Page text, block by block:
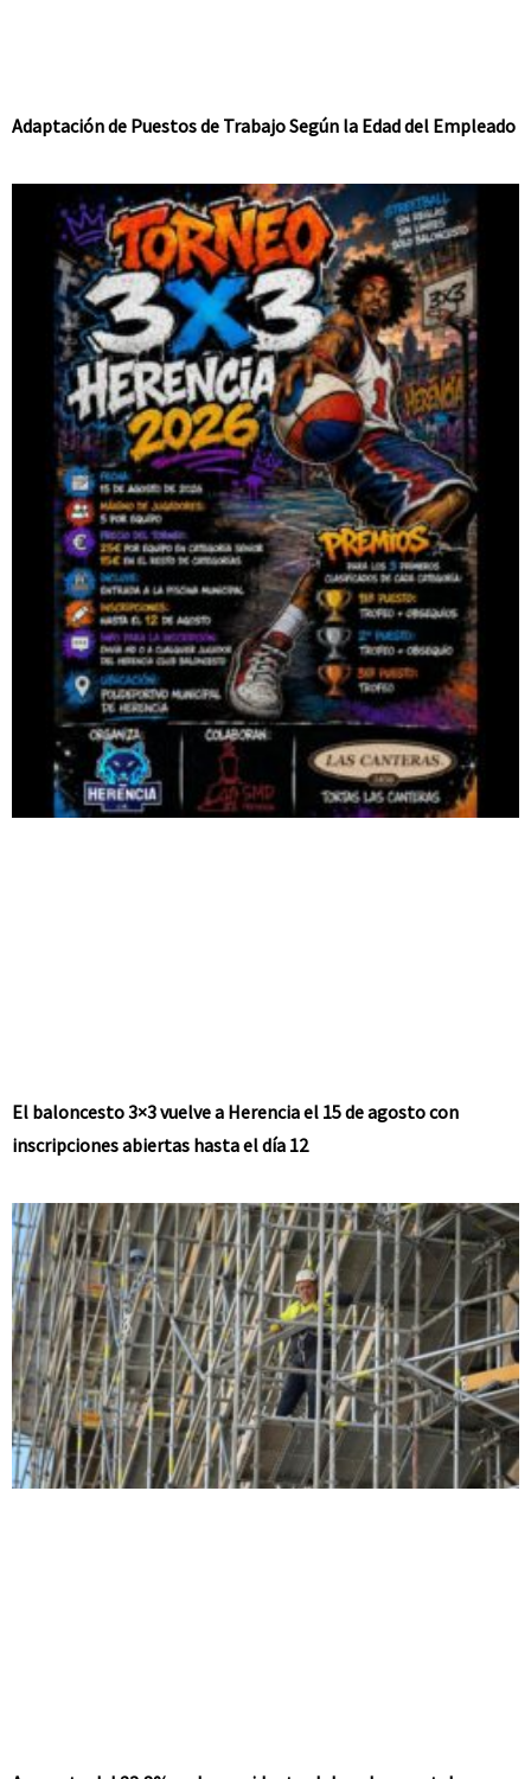
Adaptación de Puestos de Trabajo Según la Edad del Empleado
El baloncesto 3×3 vuelve a Herencia el 15 de agosto con
inscripciones abiertas hasta el día 12